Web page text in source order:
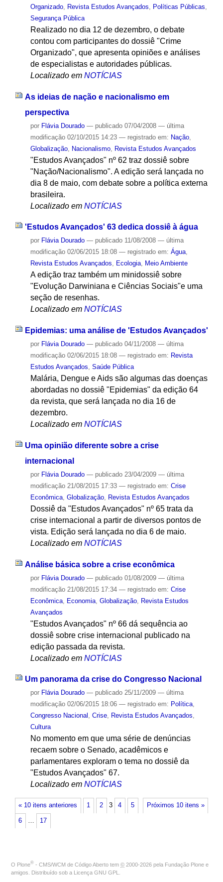
Organizado, Revista Estudos Avançados, Políticas Públicas,
Segurança Pública
Realizado no dia 12 de dezembro, o debate
contou com participantes do dossiê "Crime
Organizado", que apresenta opiniões e análises
de especialistas e autoridades públicas.
Localizado em NOTÍCIAS
As ideias de nação e nacionalismo em
perspectiva
por Flávia Dourado — publicado07/04/2008 — última
modificação02/10/2015 14:23 — registrado em: Nação,
Globalização, Nacionalismo, Revista Estudos Avançados
"Estudos Avançados" nº 62 traz dossiê sobre
"Nação/Nacionalismo". A edição será lançada no
dia 8 de maio, com debate sobre a política externa
brasileira.
Localizado em NOTÍCIAS
'Estudos Avançados' 63 dedica dossiê à água
por Flávia Dourado — publicado11/08/2008 — última
modificação02/06/2015 18:08 — registrado em: Água,
Revista Estudos Avançados, Ecologia, Meio Ambiente
A edição traz também um minidossiê sobre
"Evolução Darwiniana e Ciências Sociais"e uma
seção de resenhas.
Localizado em NOTÍCIAS
Epidemias: uma análise de 'Estudos Avançados'
por Flávia Dourado — publicado04/11/2008 — última
modificação02/06/2015 18:08 — registrado em: Revista
Estudos Avançados, Saúde Pública
Malária, Dengue e Aids são algumas das doenças
abordadas no dossiê "Epidemias" da edição 64
da revista, que será lançada no dia 16 de
dezembro.
Localizado em NOTÍCIAS
Uma opinião diferente sobre a crise
internacional
por Flávia Dourado — publicado23/04/2009 — última
modificação21/08/2015 17:33 — registrado em: Crise
Econômica, Globalização, Revista Estudos Avançados
Dossiê da "Estudos Avançados" nº 65 trata da
crise internacional a partir de diversos pontos de
vista. Edição será lançada no dia 6 de maio.
Localizado em NOTÍCIAS
Análise básica sobre a crise econômica
por Flávia Dourado — publicado01/08/2009 — última
modificação21/08/2015 17:34 — registrado em: Crise
Econômica, Economia, Globalização, Revista Estudos
Avançados
"Estudos Avançados" nº 66 dá sequência ao
dossiê sobre crise internacional publicado na
edição passada da revista.
Localizado em NOTÍCIAS
Um panorama da crise do Congresso Nacional
por Flávia Dourado — publicado25/11/2009 — última
modificação02/06/2015 18:06 — registrado em: Política,
Congresso Nacional , Crise, Revista Estudos Avançados,
Cultura
No momento em que uma série de denúncias
recaem sobre o Senado, acadêmicos e
parlamentares exploram o tema no dossiê da
"Estudos Avançados" 67.
Localizado em NOTÍCIAS
« 10 itens anteriores Próximos 10 itens »
1 2 3 4 5
6 … 17
O Plone® - CMS/WCM de Código Aberto tem © 2000-2026 pela Fundação Plone e
amigos. Distribuído sob a Licença GNU GPL